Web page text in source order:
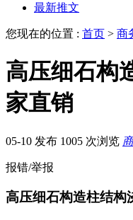
最新推文
您现在的位置 : 首页 > 商
高压细石构
家直销
05-10 发布 1005 次浏览
报错/举报
高压细石构造柱结构